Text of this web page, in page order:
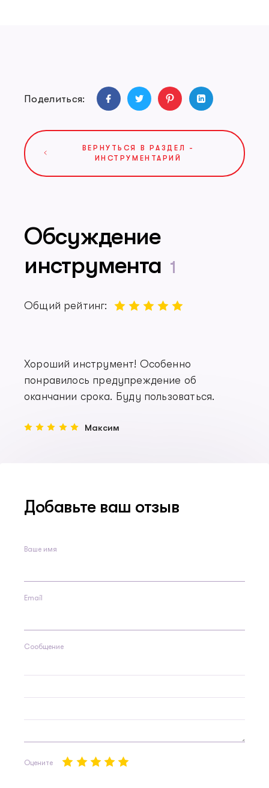
ВЕРНУТЬСЯ В РАЗДЕЛ -
ИНСТРУМЕНТАРИЙ
Поделиться:
Обсуждение
инструмента 1
Общий рейтинг:
Максим
Хороший инструмент! Особенно
понравилось предупреждение об
оканчании срока. Буду пользоваться.
Добавьте ваш отзыв
Ваше имя
Email
Сообщение
Оцените